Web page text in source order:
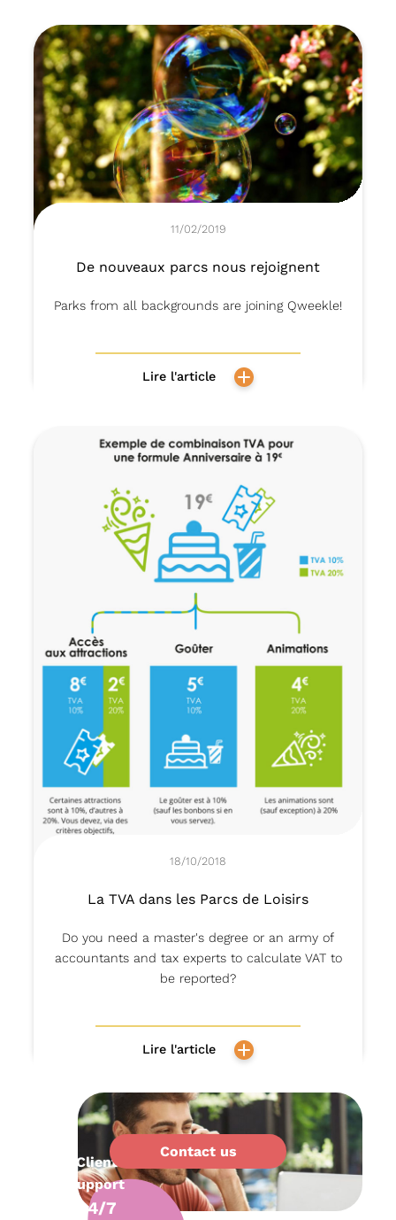
11/02/2019
De nouveaux parcs nous rejoignent
Parks from all backgrounds are joining Qweekle!
Lire l'article
18/10/2018
La TVA dans les Parcs de Loisirs
Do you need a master's degree or an army of
accountants and tax experts to calculate VAT to
be reported?
Lire l'article
Contact us
Client
support
24/7